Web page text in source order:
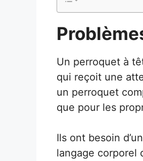
Un perroquet à
qui reçoit une
un perroquet
que pour les
Ils ont besoin
langage corporel